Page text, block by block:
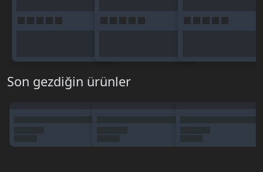
Son gezdiğin ürünler